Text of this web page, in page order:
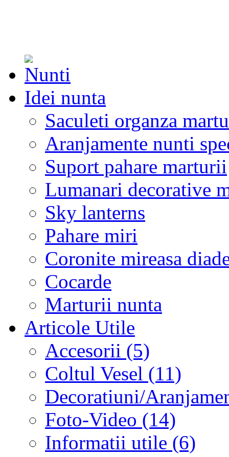
Idei nunta
Saculeti organza
Aranjamente nunti
Suport pahare marturii
Lumanari decorative
Sky lanterns
Pahare miri
Coronite mireasa
Cocarde
Marturii nunta
Articole Utile
Accesorii (5)
Coltul Vesel (11)
Decoratiuni/
Foto-Video (14)
Informatii utile (6)